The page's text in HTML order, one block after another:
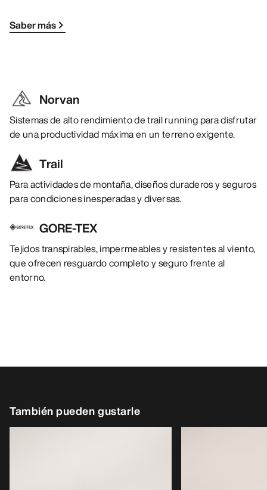
Saber más
Norvan
Sistemas de alto rendimiento de trail running para disfrutar
de una productividad máxima en un terreno exigente.
Trail
Para actividades de montaña, diseños duraderos y seguros
para condiciones inesperadas y diversas.
GORE-TEX
Tejidos transpirables, impermeables y resistentes al viento,
que ofrecen resguardo completo y seguro frente al
entorno.
También pueden gustarle